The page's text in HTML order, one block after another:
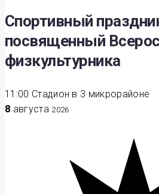
Спортивный
посвященный
физкультурника
11:00 Стадион в 3 микрорайоне
8 августа 2026